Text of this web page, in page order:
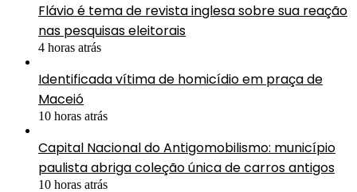
Flávio é tema de revista inglesa sobre sua reação
nas pesquisas eleitorais
4 horas atrás
Identificada vítima de homicídio em praça de
Maceió
10 horas atrás
Capital Nacional do Antigomobilismo: município
paulista abriga coleção única de carros antigos
10 horas atrás